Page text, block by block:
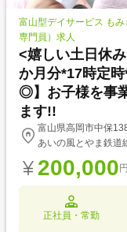
富山型デイサービス も
専門員）求人
<嬉しい土日休
か月分*17時定
◎】お子様を事
ます!!
富山県高岡市中保
あいの風とやま鉄道
200,000
正社員・常勤